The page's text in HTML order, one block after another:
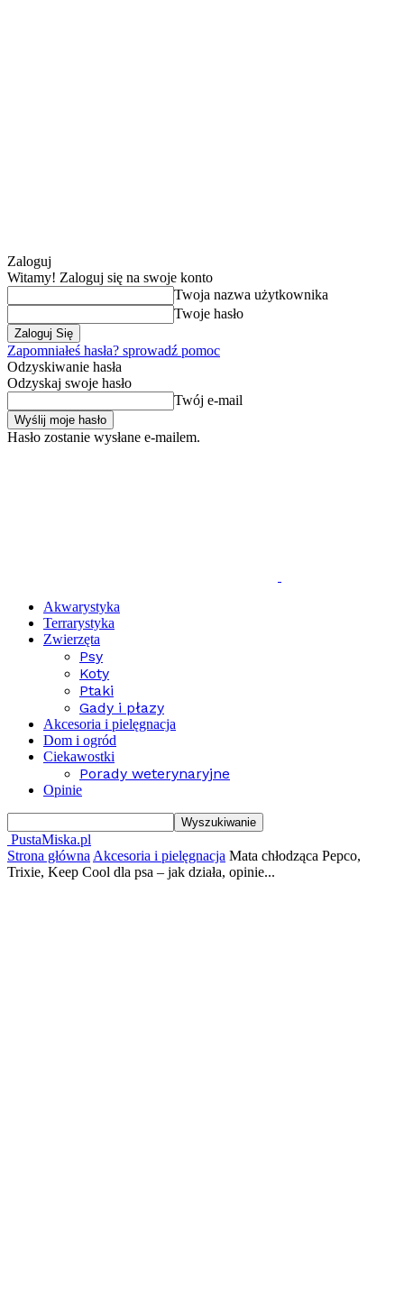
Zaloguj
Witamy! Zaloguj się na swoje konto
Twoja nazwa użytkownika
Twoje hasło
Zapomniałeś hasła? sprowadź pomoc
Odzyskiwanie hasła
Odzyskaj swoje hasło
Twój e-mail
Hasło zostanie wysłane e-mailem.
Akwarystyka
Terrarystyka
Zwierzęta
Psy
Koty
Ptaki
Gady i płazy
Akcesoria i pielęgnacja
Dom i ogród
Ciekawostki
Porady weterynaryjne
Opinie
PustaMiska.pl
Strona główna Akcesoria i pielęgnacja Mata chłodząca Pepco,
Trixie, Keep Cool dla psa – jak działa, opinie...